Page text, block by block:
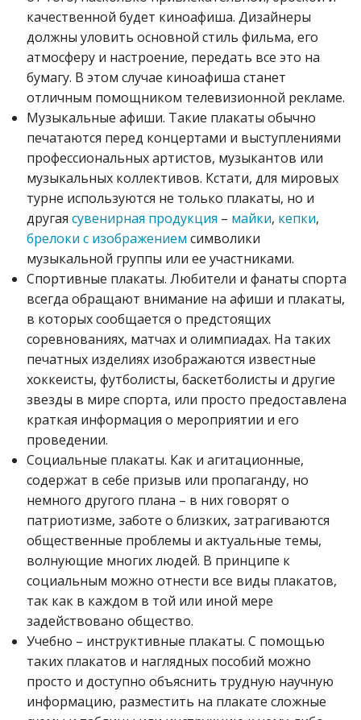
качественной будет киноафиша. Дизайнеры
должны уловить основной стиль фильма, его
атмосферу и настроение, передать все это на
бумагу. В этом случае киноафиша станет
отличным помощником телевизионной рекламе.
Музыкальные афиши. Такие плакаты обычно
печатаются перед концертами и выступлениями
профессиональных артистов, музыкантов или
музыкальных коллективов. Кстати, для мировых
турне используются не только плакаты, но и
другая сувенирная продукция – майки, кепки,
брелоки с изображением символики
музыкальной группы или ее участниками.
Спортивные плакаты. Любители и фанаты спорта
всегда обращают внимание на афиши и плакаты,
в которых сообщается о предстоящих
соревнованиях, матчах и олимпиадах. На таких
печатных изделиях изображаются известные
хоккеисты, футболисты, баскетболисты и другие
звезды в мире спорта, или просто предоставлена
краткая информация о мероприятии и его
проведении.
Социальные плакаты. Как и агитационные,
содержат в себе призыв или пропаганду, но
немного другого плана – в них говорят о
патриотизме, заботе о близких, затрагиваются
общественные проблемы и актуальные темы,
волнующие многих людей. В принципе к
социальным можно отнести все виды плакатов,
так как в каждом в той или иной мере
задействовано общество.
Учебно – инструктивные плакаты. С помощью
таких плакатов и наглядных пособий можно
просто и доступно объяснить трудную научную
информацию, разместить на плакате сложные